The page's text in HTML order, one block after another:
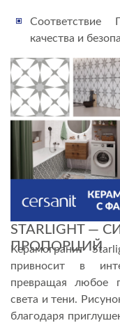
качества и
STARLIGHT —
ПРОПОРЦИЙ
Керамогранит
привносит в
превращая любое
света и тени.
благодаря